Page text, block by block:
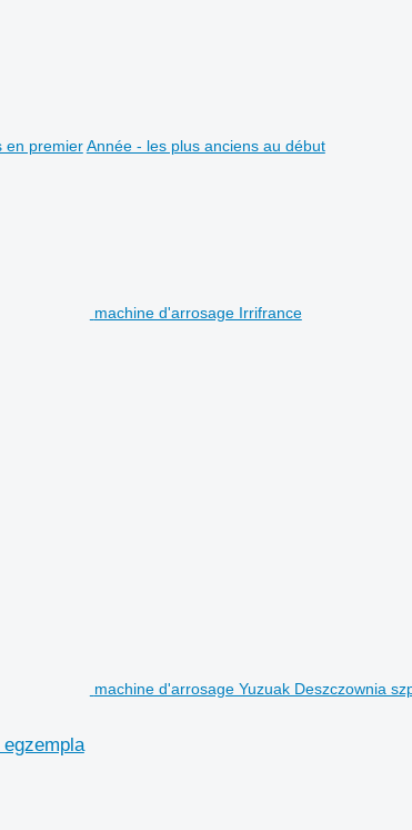
en premier Année - les plus anciens au début
machine d'arrosage Irrifrance
machine d'arrosage Yuzuak Deszczownia